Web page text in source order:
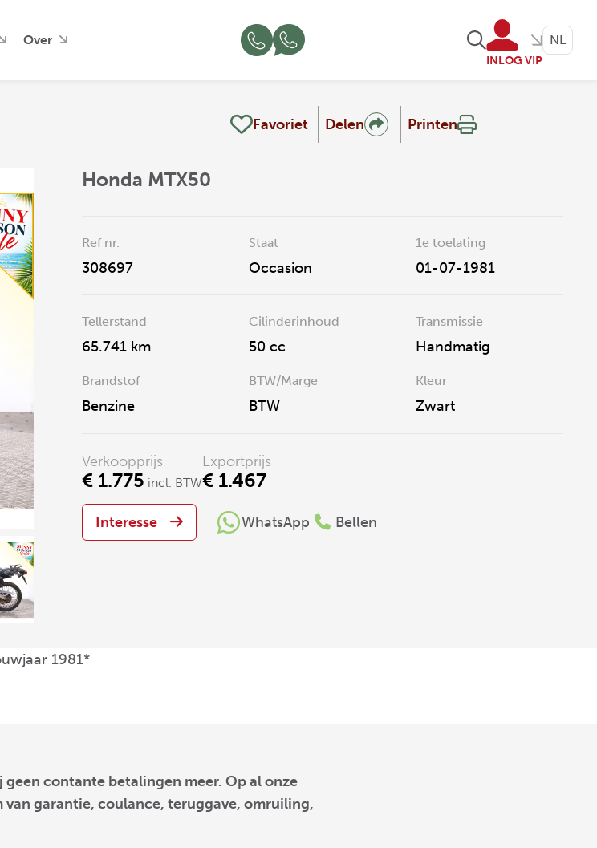
Over
INLOG VIP
NL
Favoriet Delen Printen
Honda MTX50
Ref nr.
308697
Staat
Occasion
1e toelating
01-07-1981
Tellerstand
65.741 km
Cilinderinhoud
50 cc
Transmissie
Handmatig
Brandstof
Benzine
BTW/Marge
BTW
Kleur
Zwart
Verkoopprijs
€ 1.775 incl. BTW
Exportprijs
€ 1.467
Interesse WhatsApp Bellen
1981*
contante betalingen meer. Op al onze
van garantie, coulance, teruggave, omruiling,